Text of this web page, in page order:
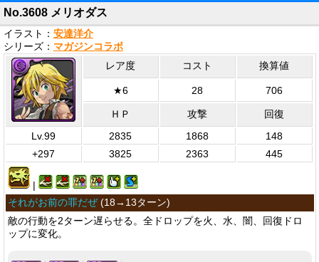
No.3608 メリオダス
イラスト： 安達洋介
シリーズ： マガジンコラボ
レア度 コスト 換算値
★6 28 706
ＨＰ 攻撃
回復
Lv.99
2835 1868
148
+297
3825 2363 445
|
それがお前の罪だぜ(18→13ターン)
敵の行動を2ターン遅らせる。全ドロップを火、水、闇、回復ドロ
ップに変化。